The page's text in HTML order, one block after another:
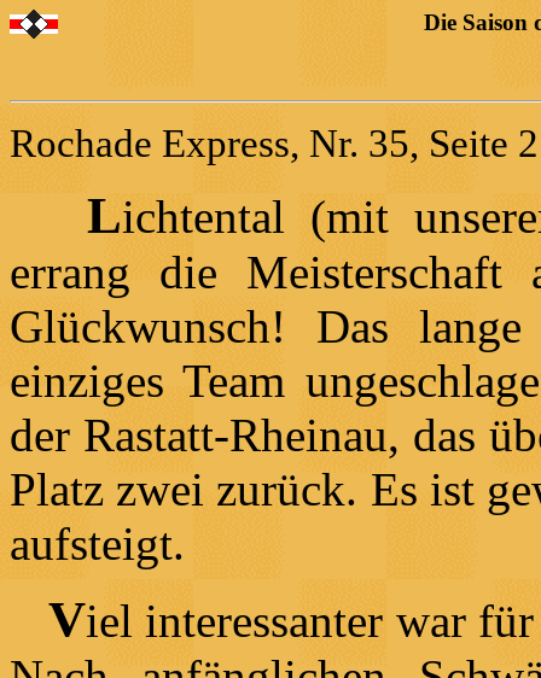
Die
Rochade Express, Nr. 35, Seite
Lichtental (mit
errang die Meisterschaft
Glückwunsch! Das
einziges Team
der Rastatt-Rheinau, das
Platz zwei zurück. Es ist
aufsteigt.
Viel interessanter war